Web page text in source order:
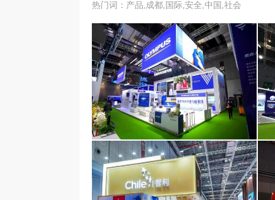
热门词：产品,成都,国际,安全,中国,社会